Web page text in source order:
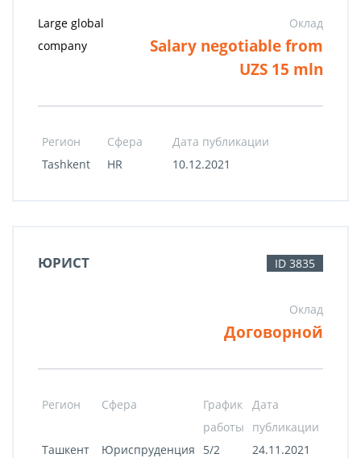
Large global
company
Оклад
Salary negotiable from
UZS 15 mln
Регион Сфера
Дата публикации
Tashkent
HR 10.12.2021
ЮРИСТ ID 3835
Оклад
Договорной
Регион Сфера
График
работы
Дата
публикации
Ташкент
Юриспруденция 5/2 24.11.2021